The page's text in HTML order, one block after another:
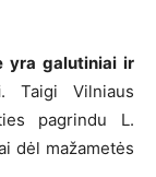
yra galutiniai ir
. Taigi Vilniaus
pagrindu L.
dėl mažametės